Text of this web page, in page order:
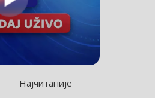
Најчитаније